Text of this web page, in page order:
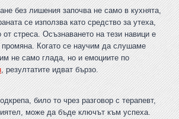
без лишения започва не само в кухнята,
се използва като средство за утеха,
от стреса. Осъзнаването на тези навици е
промяна. Когато се научим да слушаме
не само глада, но и емоциите по
, резултатите идват бързо.
било то чрез разговор с терапевт,
може да бъде ключът към успеха.